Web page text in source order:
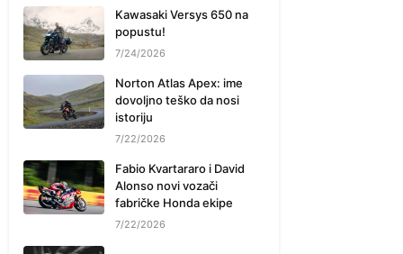
Kawasaki Versys 650 na
popustu!
7/24/2026
Norton Atlas Apex: ime
dovoljno teško da nosi
istoriju
7/22/2026
Fabio Kvartararo i David
Alonso novi vozači
fabričke Honda ekipe
7/22/2026